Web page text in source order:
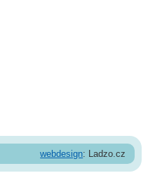
webdesign: Ladzo.cz